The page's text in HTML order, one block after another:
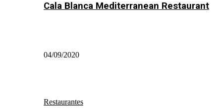
Cala Blanca Mediterranean Restaurant
04/09/2020
Restaurantes